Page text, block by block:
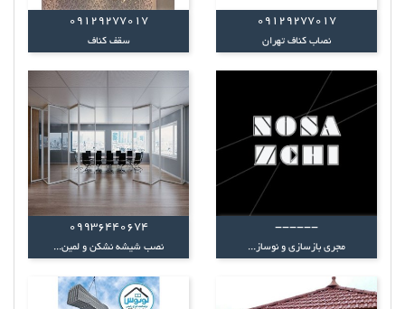
09129277017
نصاب کناف تهران
09129277017
سقف کناف
------
مجری بازسازی و نوساز...
09936440674
نصب شیشه نشکن و لمین...